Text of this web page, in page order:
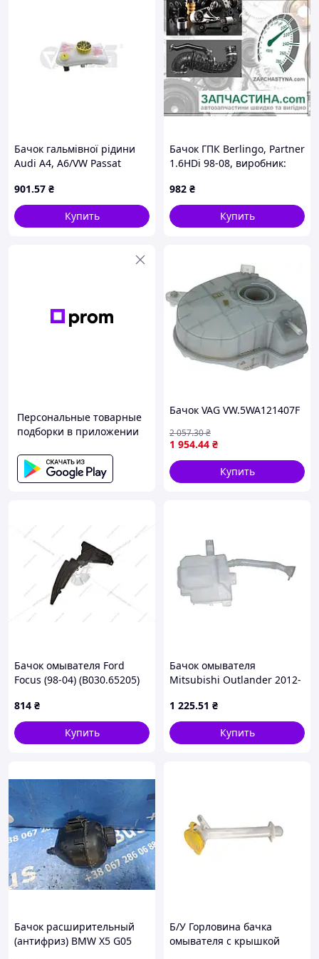
Бачок гальмівної рідини
Audi A4, A6/VW Passat
(97-11) (66111605201) VIKA
V
901.57 ₴
Купить
Бачок ГПК Berlingo, Partner
1.6HDi 98-08, виробник:
982 ₴
Купить
Персональные товарные
подборки в приложении
Бачок VAG VW.5WA121407F
1 954.44 ₴
2 057.30₴
Купить
Бачок омывателя Ford
Focus (98-04) (B030.65205)
814 ₴
Купить
Бачок омывателя
Mitsubishi Outlander 2012-
насос, отверстие под
датчик-насос, с крышкой,
AVTM, 184823100
1 225.51 ₴
Купить
Бачок расширительный
(антифриз) BMW X5 G05
Б/У Горловина бачка
омывателя с крышкой